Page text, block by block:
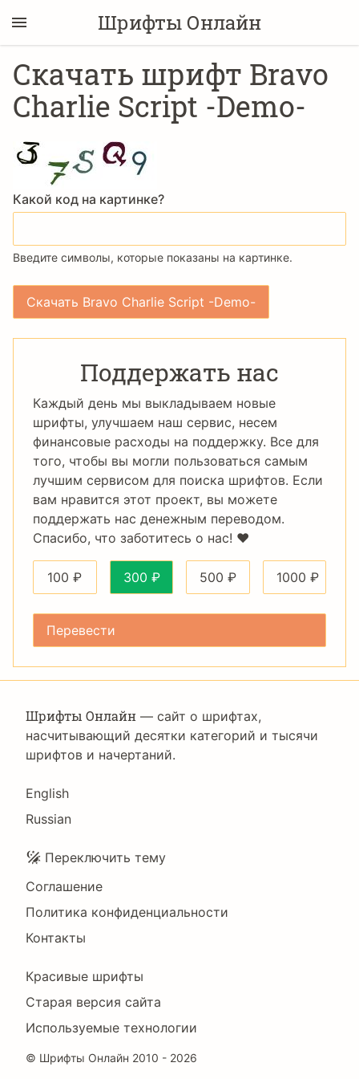
Шрифты Онлайн
Скачать шрифт Bravo
Charlie Script -Demo-
Какой код на картинке?
Введите символы, которые показаны на картинке.
Поддержать нас
Каждый день мы выкладываем новые
шрифты, улучшаем наш сервис, несем
финансовые расходы на поддержку. Все для
того, чтобы вы могли пользоваться самым
лучшим сервисом для поиска шрифтов. Если
вам нравится этот проект, вы можете
поддержать нас денежным переводом.
Спасибо, что заботитесь о нас! ❤️
100 ₽ 300 ₽ 500 ₽ 1000 ₽
Шрифты Онлайн — сайт о шрифтах,
насчитывающий десятки категорий и тысячи
шрифтов и начертаний.
Language
English
Russian
Подвал
Переключить тему
Соглашение
Политика конфиденциальности
Контакты
Footer
Right
Красивые шрифты
Старая версия сайта
Используемые технологии
© Шрифты Онлайн 2010 - 2026